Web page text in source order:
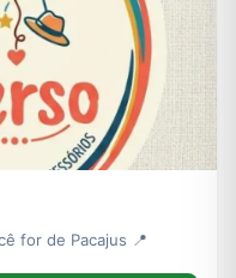
for de Pacajus 📍